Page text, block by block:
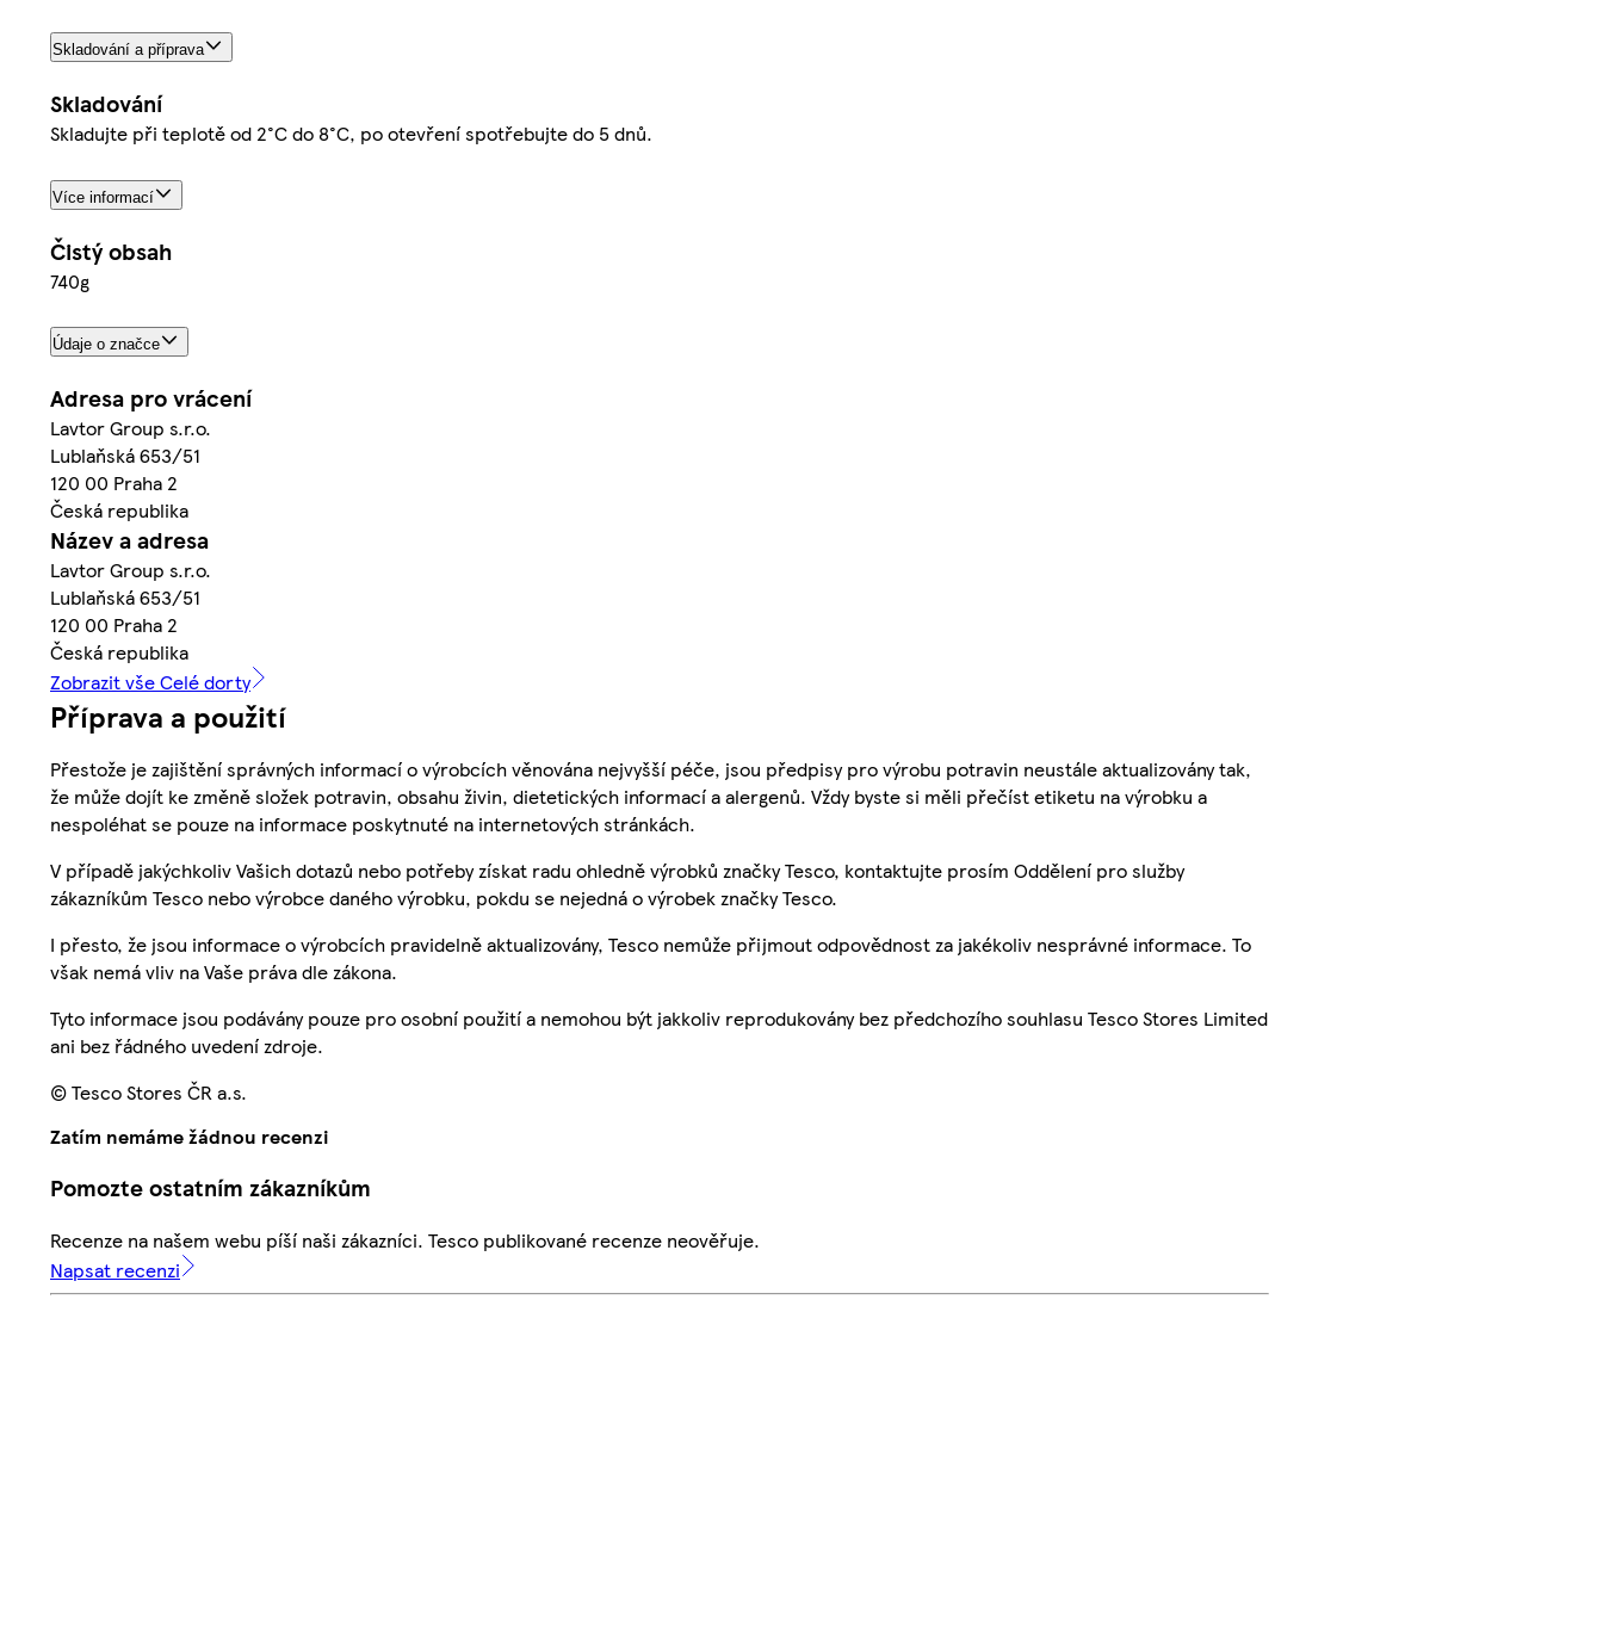
Skladování a příprava
Skladování
Skladujte při teplotě od 2°C do 8°C, po otevření spotřebujte do 5 dnů.
Více informací
Čistý obsah
740g
Údaje o značce
Adresa pro vrácení
Lavtor Group s.r.o.
Lublaňská 653/51
120 00 Praha 2
Česká republika
Název a adresa
Lavtor Group s.r.o.
Lublaňská 653/51
120 00 Praha 2
Česká republika
Zobrazit vše Celé dorty
Příprava a použití
Přestože je zajištění správných informací o výrobcích věnována nejvyšší péče, jsou předpisy pro výrobu potravin neustále aktualizovány tak,
že může dojít ke změně složek potravin, obsahu živin, dietetických informací a alergenů. Vždy byste si měli přečíst etiketu na výrobku a
nespoléhat se pouze na informace poskytnuté na internetových stránkách.
V případě jakýchkoliv Vašich dotazů nebo potřeby získat radu ohledně výrobků značky Tesco, kontaktujte prosím Oddělení pro služby
zákazníkům Tesco nebo výrobce daného výrobku, pokdu se nejedná o výrobek značky Tesco.
I přesto, že jsou informace o výrobcích pravidelně aktualizovány, Tesco nemůže přijmout odpovědnost za jakékoliv nesprávné informace. To
však nemá vliv na Vaše práva dle zákona.
Tyto informace jsou podávány pouze pro osobní použití a nemohou být jakkoliv reprodukovány bez předchozího souhlasu Tesco Stores Limited
ani bez řádného uvedení zdroje.
© Tesco Stores ČR a.s.
Zatím nemáme žádnou recenzi
Pomozte ostatním zákazníkům
Recenze na našem webu píší naši zákazníci. Tesco publikované recenze neověřuje.
Napsat recenzi